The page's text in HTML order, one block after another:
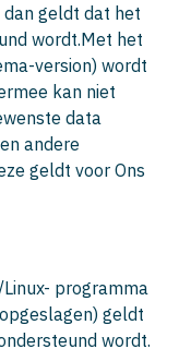
dan geldt dat het
wordt.Met het
version) wordt
kan niet
data
andere
geldt voor Ons
programma
geldt
wordt.